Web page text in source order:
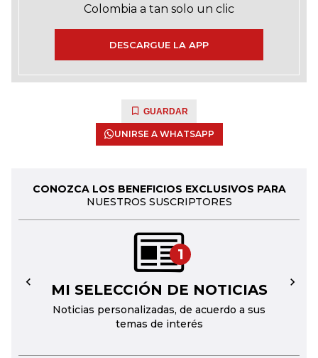
Colombia a tan solo un clic
DESCARGUE LA APP
GUARDAR
UNIRSE A WHATSAPP
CONOZCA LOS BENEFICIOS EXCLUSIVOS PARA
NUESTROS SUSCRIPTORES
1
MI SELECCIÓN DE NOTICIAS
Noticias personalizadas, de acuerdo a sus
temas de interés
← →